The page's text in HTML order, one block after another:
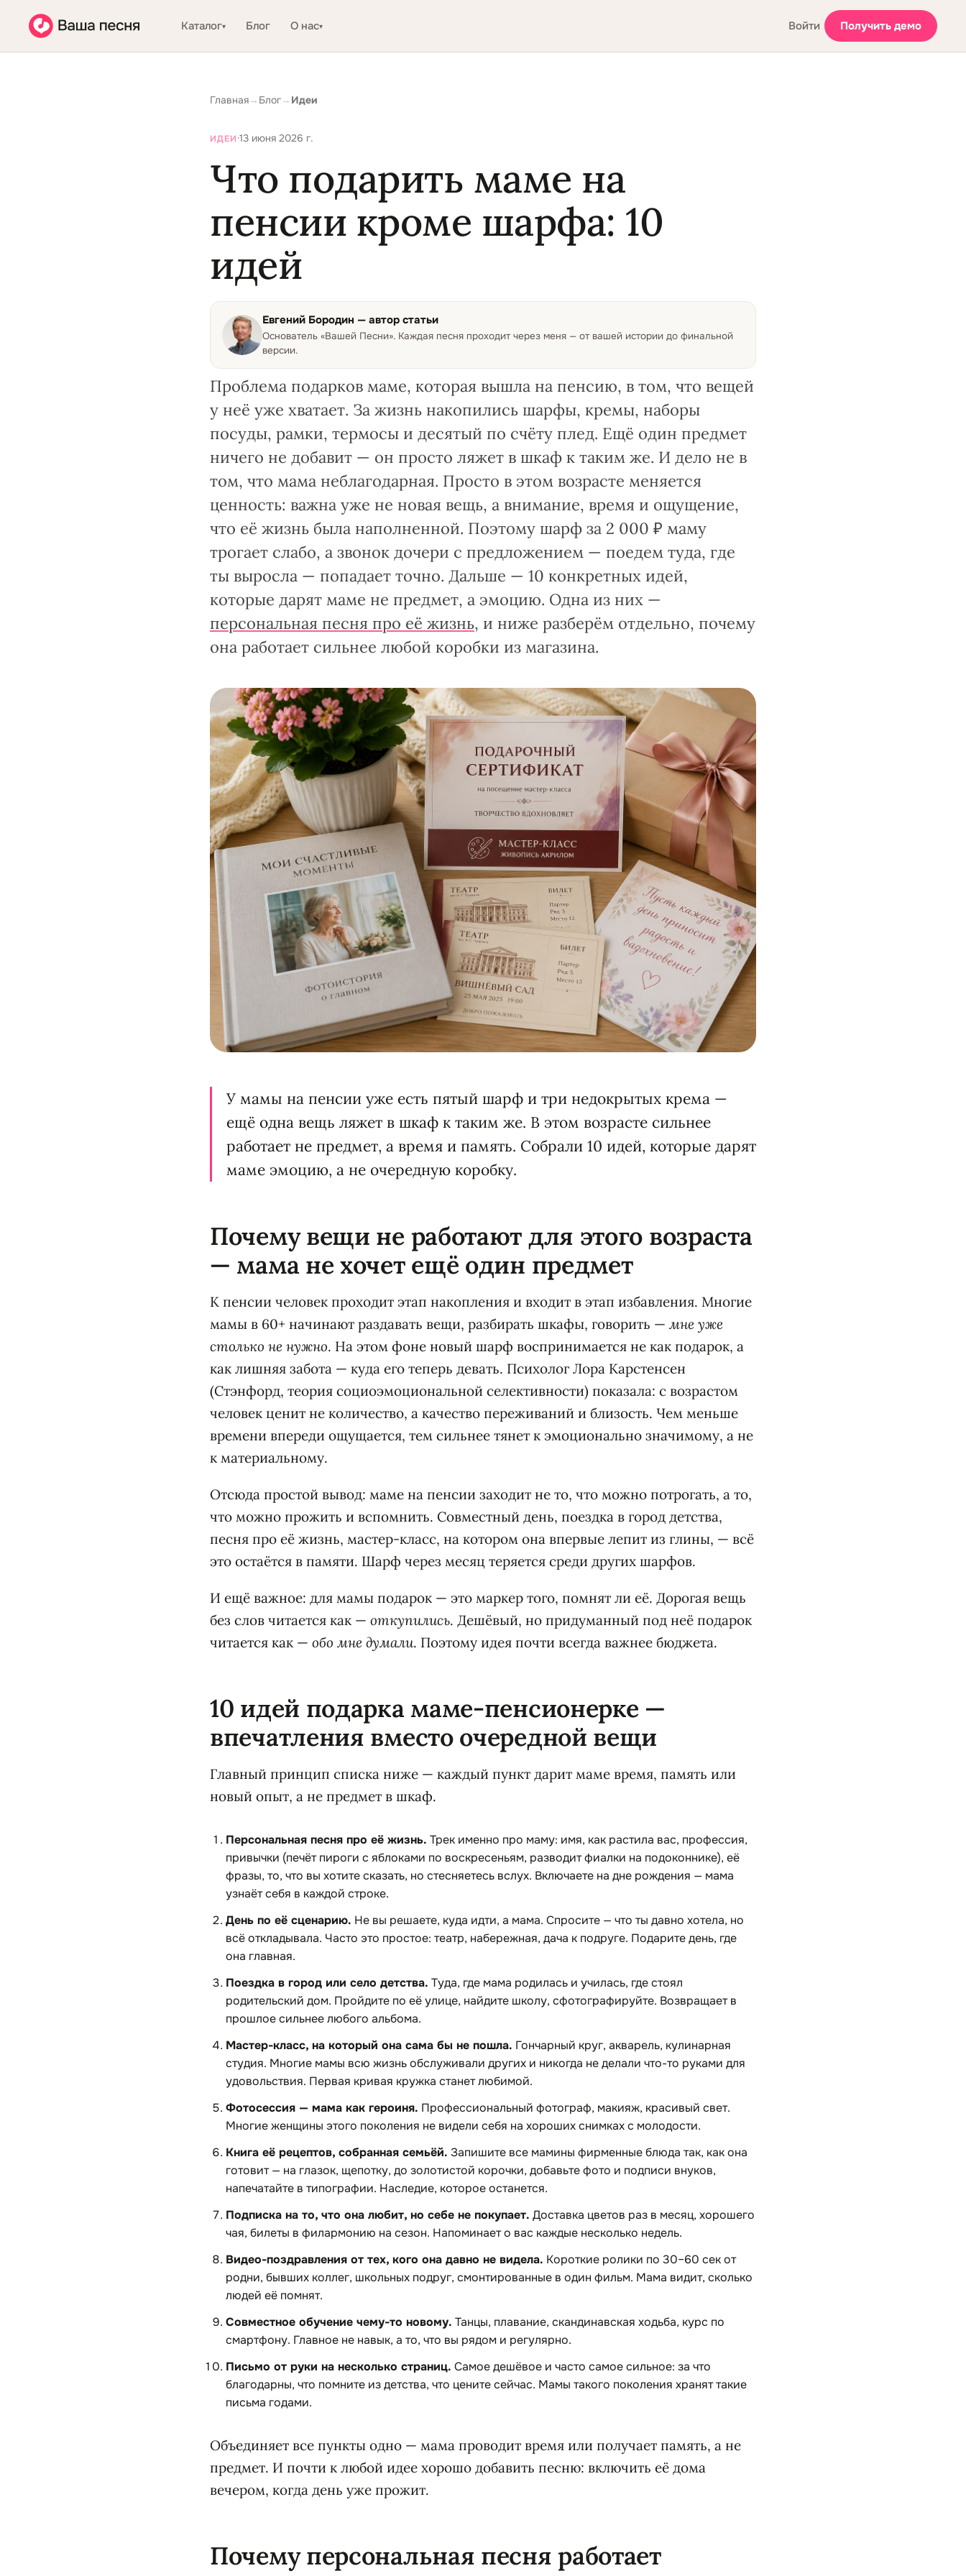
Каталог▾ Блог О нас▾ Войти Получить демо
Главная→ Блог→ Идеи
ИДЕИ·13 июня 2026 г.
Что подарить маме на
пенсии кроме шарфа: 10
идей
Евгений Бородин — автор статьи
Основатель «Вашей Песни». Каждая песня проходит через меня — от вашей истории до финальной
версии.
Проблема подарков маме, которая вышла на пенсию, в том, что вещей
у неё уже хватает. За жизнь накопились шарфы, кремы, наборы
посуды, рамки, термосы и десятый по счёту плед. Ещё один предмет
ничего не добавит — он просто ляжет в шкаф к таким же. И дело не в
том, что мама неблагодарная. Просто в этом возрасте меняется
ценность: важна уже не новая вещь, а внимание, время и ощущение,
что её жизнь была наполненной. Поэтому шарф за 2 000 ₽ маму
трогает слабо, а звонок дочери с предложением — поедем туда, где
ты выросла — попадает точно. Дальше — 10 конкретных идей,
которые дарят маме не предмет, а эмоцию. Одна из них —
персональная песня про её жизнь, и ниже разберём отдельно, почему
она работает сильнее любой коробки из магазина.
У мамы на пенсии уже есть пятый шарф и три недокрытых крема —
ещё одна вещь ляжет в шкаф к таким же. В этом возрасте сильнее
работает не предмет, а время и память. Собрали 10 идей, которые дарят
маме эмоцию, а не очередную коробку.
Почему вещи не работают для этого возраста
— мама не хочет ещё один предмет
К пенсии человек проходит этап накопления и входит в этап избавления. Многие
мамы в 60+ начинают раздавать вещи, разбирать шкафы, говорить — мне уже
столько не нужно. На этом фоне новый шарф воспринимается не как подарок, а
как лишняя забота — куда его теперь девать. Психолог Лора Карстенсен
(Стэнфорд, теория социоэмоциональной селективности) показала: с возрастом
человек ценит не количество, а качество переживаний и близость. Чем меньше
времени впереди ощущается, тем сильнее тянет к эмоционально значимому, а не
к материальному.
Отсюда простой вывод: маме на пенсии заходит не то, что можно потрогать, а то,
что можно прожить и вспомнить. Совместный день, поездка в город детства,
песня про её жизнь, мастер-класс, на котором она впервые лепит из глины, — всё
это остаётся в памяти. Шарф через месяц теряется среди других шарфов.
И ещё важное: для мамы подарок — это маркер того, помнят ли её. Дорогая вещь
без слов читается как — откупились. Дешёвый, но придуманный под неё подарок
читается как — обо мне думали. Поэтому идея почти всегда важнее бюджета.
10 идей подарка маме-пенсионерке —
впечатления вместо очередной вещи
Главный принцип списка ниже — каждый пункт дарит маме время, память или
новый опыт, а не предмет в шкаф.
Персональная песня про её жизнь. Трек именно про маму: имя, как растила вас, профессия,
привычки (печёт пироги с яблоками по воскресеньям, разводит фиалки на подоконнике), её
фразы, то, что вы хотите сказать, но стесняетесь вслух. Включаете на дне рождения — мама
узнаёт себя в каждой строке.
День по её сценарию. Не вы решаете, куда идти, а мама. Спросите — что ты давно хотела, но
всё откладывала. Часто это простое: театр, набережная, дача к подруге. Подарите день, где
она главная.
Поездка в город или село детства. Туда, где мама родилась и училась, где стоял
родительский дом. Пройдите по её улице, найдите школу, сфотографируйте. Возвращает в
прошлое сильнее любого альбома.
Мастер-класс, на который она сама бы не пошла. Гончарный круг, акварель, кулинарная
студия. Многие мамы всю жизнь обслуживали других и никогда не делали что-то руками для
удовольствия. Первая кривая кружка станет любимой.
Фотосессия — мама как героиня. Профессиональный фотограф, макияж, красивый свет.
Многие женщины этого поколения не видели себя на хороших снимках с молодости.
Книга её рецептов, собранная семьёй. Запишите все мамины фирменные блюда так, как она
готовит — на глазок, щепотку, до золотистой корочки, добавьте фото и подписи внуков,
напечатайте в типографии. Наследие, которое останется.
Подписка на то, что она любит, но себе не покупает. Доставка цветов раз в месяц, хорошего
чая, билеты в филармонию на сезон. Напоминает о вас каждые несколько недель.
Видео-поздравления от тех, кого она давно не видела. Короткие ролики по 30–60 сек от
родни, бывших коллег, школьных подруг, смонтированные в один фильм. Мама видит, сколько
людей её помнят.
Совместное обучение чему-то новому. Танцы, плавание, скандинавская ходьба, курс по
смартфону. Главное не навык, а то, что вы рядом и регулярно.
Письмо от руки на несколько страниц. Самое дешёвое и часто самое сильное: за что
благодарны, что помните из детства, что цените сейчас. Мамы такого поколения хранят такие
письма годами.
Объединяет все пункты одно — мама проводит время или получает память, а не
предмет. И почти к любой идее хорошо добавить песню: включить её дома
вечером, когда день уже прожит.
Почему персональная песня работает